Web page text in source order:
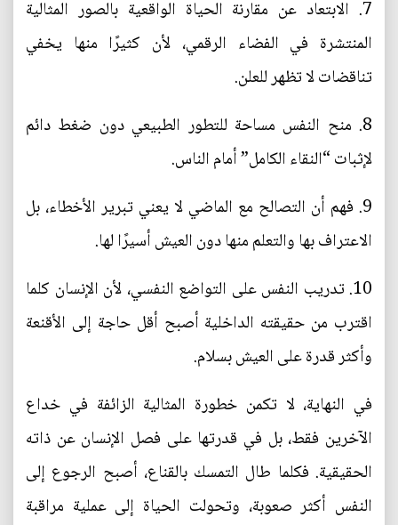
7. الابتعاد عن مقارنة الحياة الواقعية بالصور المثالية
المنتشرة في الفضاء الرقمي، لأن كثيرًا منها يخفي
تناقضات لا تظهر للعلن.
8. منح النفس مساحة للتطور الطبيعي دون ضغط دائم
لإثبات “النقاء الكامل” أمام الناس.
9. فهم أن التصالح مع الماضي لا يعني تبرير الأخطاء، بل
الاعتراف بها والتعلم منها دون العيش أسيرًا لها.
10. تدريب النفس على التواضع النفسي، لأن الإنسان كلما
اقترب من حقيقته الداخلية أصبح أقل حاجة إلى الأقنعة
وأكثر قدرة على العيش بسلام.
في النهاية، لا تكمن خطورة المثالية الزائفة في خداع
الآخرين فقط، بل في قدرتها على فصل الإنسان عن ذاته
الحقيقية. فكلما طال التمسك بالقناع، أصبح الرجوع إلى
النفس أكثر صعوبة، وتحولت الحياة إلى عملية مراقبة